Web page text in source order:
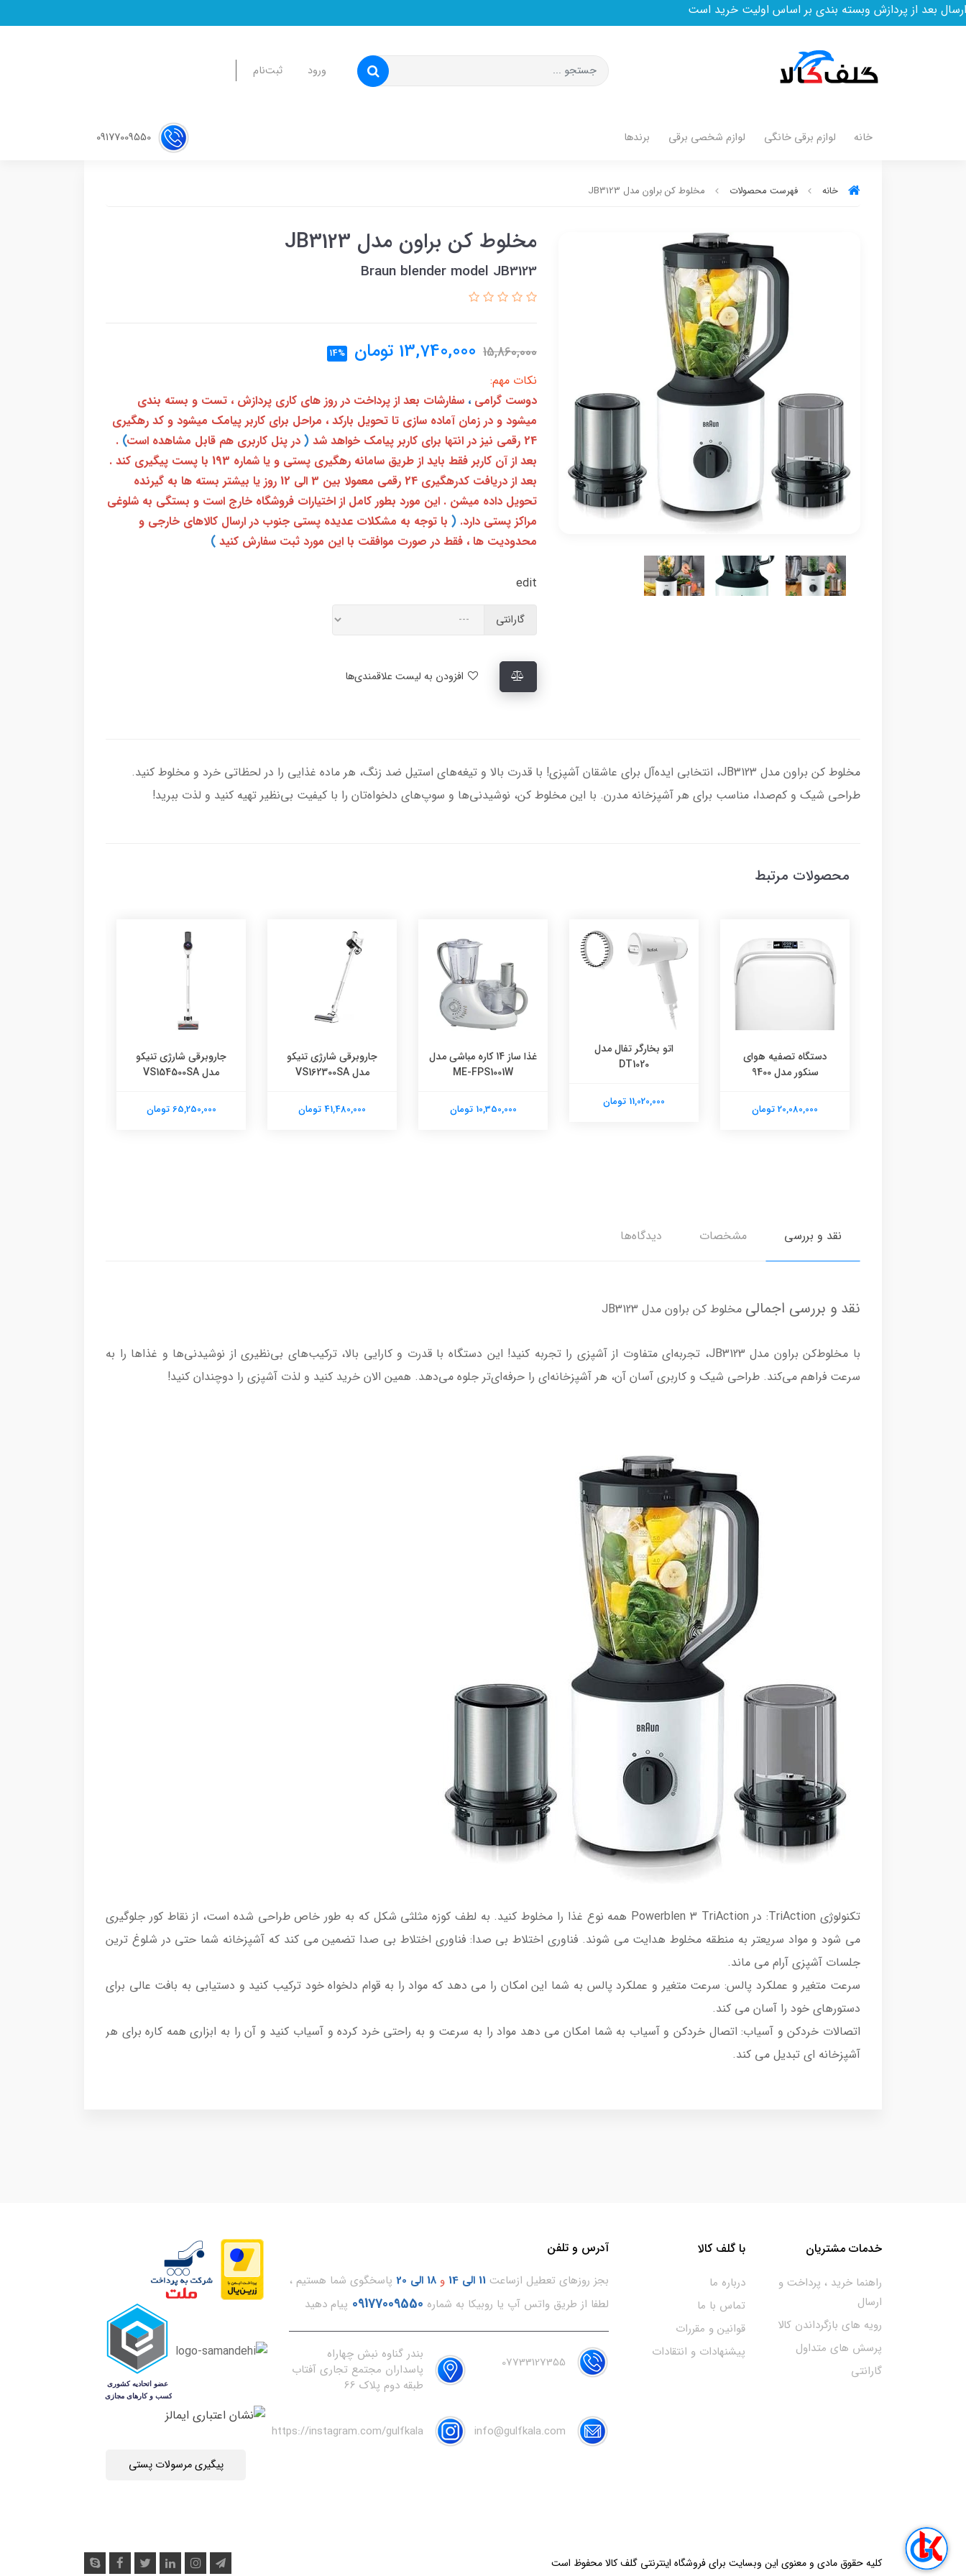
وبسته بندی بر اساس اولیت خرید است
ورود ثبت‌نام
خانه لوازم برقی خانگی لوازم شخصی برقی برندها
خانه فهرست محصولات مخلوط کن براون مدل JB3123
مخلوط کن براون مدل JB3123
Braun blender model JB3123
15,860,000
13,740,000 تومان 14%
نکات مهم:
دوست گرامی ، سفارشات بعد از پرداخت در روز های کاری پردازش ، تست و بسته بندی
میشود و در زمان آماده سازی تا تحویل بارکد ، مراحل برای کاربر پیامک میشود و کد رهگیری
24 رقمی نیز در انتها برای کاربر پیامک خواهد شد
( در پنل کاربری هم قابل مشاهده است)
.
بعد از آن کاربر فقط باید از طریق سامانه رهگیری پستی و یا شماره 193 با پست پیگیری کند .
بعد از دریافت کدرهگیری 24 رقمی معمولا بین 3 الی 12 روز یا بیشتر بسته ها به گیرنده
تحویل داده میشن . این مورد بطور کامل از اختیارات فروشگاه خارج است و بستگی به شلوغی
مراکز پستی دارد. ( با توجه به مشکلات عدیده پستی جنوب در ارسال کالاهای خارجی و
محدودیت ها ، فقط در صورت موافقت با این مورد ثبت سفارش کنید )
edit
گارانتی
مخلوط کن براون مدل JB3123، انتخابی ایده‌آل برای عاشقان آشپزی! با قدرت بالا و تیغه‌های استیل ضد زنگ، هر ماده غذایی را در لحظاتی خرد و مخلوط کنید.
طراحی شیک و کم‌صدا، مناسب برای هر آشپزخانه مدرن. با این مخلوط کن، نوشیدنی‌ها و سوپ‌های دلخواه‌تان را با کیفیت بی‌نظیر تهیه کنید و لذت ببرید!
محصولات مرتبط
دستگاه تصفیه هوای
سنکور مدل 9400
20,080,000 تومان
اتو بخارگر تفال مدل
DT1020
11,020,000 تومان
غذا ساز 14 کاره مباشی مدل
ME-FPS1001W
10,350,000 تومان
جاروبرقی شارژی تنیکو
مدل VS162300SA
41,480,000 تومان
جاروبرقی شارژی تنیکو
مدل VS154500SA
65,250,000 تومان
نقد و بررسی مشخصات دیدگاه‌ها
نقد و بررسی اجمالی مخلوط کن براون مدل JB3123
با مخلوط‌کن براون مدل JB3123، تجربه‌ای متفاوت از آشپزی را تجربه کنید! این دستگاه با قدرت و کارایی بالا، ترکیب‌های بی‌نظیری از نوشیدنی‌ها و غذاها را به
سرعت فراهم می‌کند. طراحی شیک و کاربری آسان آن، هر آشپزخانه‌ای را حرفه‌ای‌تر جلوه می‌دهد. همین الان خرید کنید و لذت آشپزی را دوچندان کنید!
تکنولوژی TriAction: در Powerblen 3 TriAction همه نوع غذا را مخلوط کنید. به لطف کوزه مثلثی شکل که به طور خاص طراحی شده است، از نقاط کور جلوگیری
می شود و مواد سریعتر به منطقه مخلوط هدایت می شوند. فناوری اختلاط بی صدا: فناوری اختلاط بی صدا تضمین می کند که آشپزخانه شما حتی در شلوغ ترین
جلسات آشپزی آرام می ماند.
سرعت متغیر و عملکرد پالس: سرعت متغیر و عملکرد پالس به شما این امکان را می دهد که مواد را به قوام دلخواه خود ترکیب کنید و دستیابی به بافت عالی برای
دستورهای خود را آسان می کند.
اتصالات خردکن و آسیاب: اتصال خردکن و آسیاب به شما امکان می دهد مواد را به سرعت و به راحتی خرد کرده و آسیاب کنید و آن را به ابزاری همه کاره برای هر
آشپزخانه ای تبدیل می کند.
خدمات مشتریان
راهنما خرید ، پرداخت و
ارسال
رویه های بازگرداندن کالا
پرسش های متداول
گارانتی
با گلف کالا
درباره ما
تماس با ما
قوانین و مقررات
پیشنهادات و انتقادات
آدرس و تلفن
بجز روزهای تعطیل ازساعت 11 الی 14 و 18 الی 20
پاسخگوی شما هستیم ،
لطفا از طریق واتس آپ یا روبیکا به شماره 09177009550 پیام دهید
07733127355
بندر گناوه نبش چهاراه
پاسداران مجتمع تجاری آفتاب
طبقه دوم پلاک 66
info@gulfkala.com
https://instagram.com/gulfkala
پیگیری مرسولات پستی
کلیه حقوق مادی و معنوی این وبسایت برای فروشگاه اینترنتی گلف کالا محفوظ است